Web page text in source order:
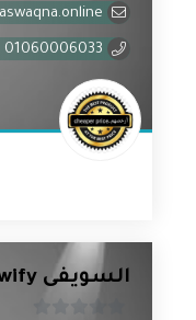
من
5
السويفى Elswify